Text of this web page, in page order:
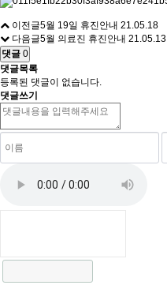
이전글5월 19일 휴진안내 21.05.18
다음글5월 의료진 휴진안내 21.05.13
댓글 0
댓글목록
등록된 댓글이 없습니다.
댓글쓰기